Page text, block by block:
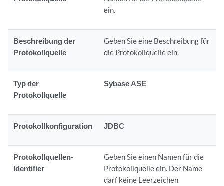
ein.
Beschreibung der
Protokollquelle
Geben Sie eine Beschreibung für
die Protokollquelle ein.
Typ der
Protokollquelle
Sybase ASE
Protokollkonfiguration JDBC
Protokollquellen-
Identifier
Geben Sie einen Namen für die
Protokollquelle ein. Der Name
darf keine Leerzeichen